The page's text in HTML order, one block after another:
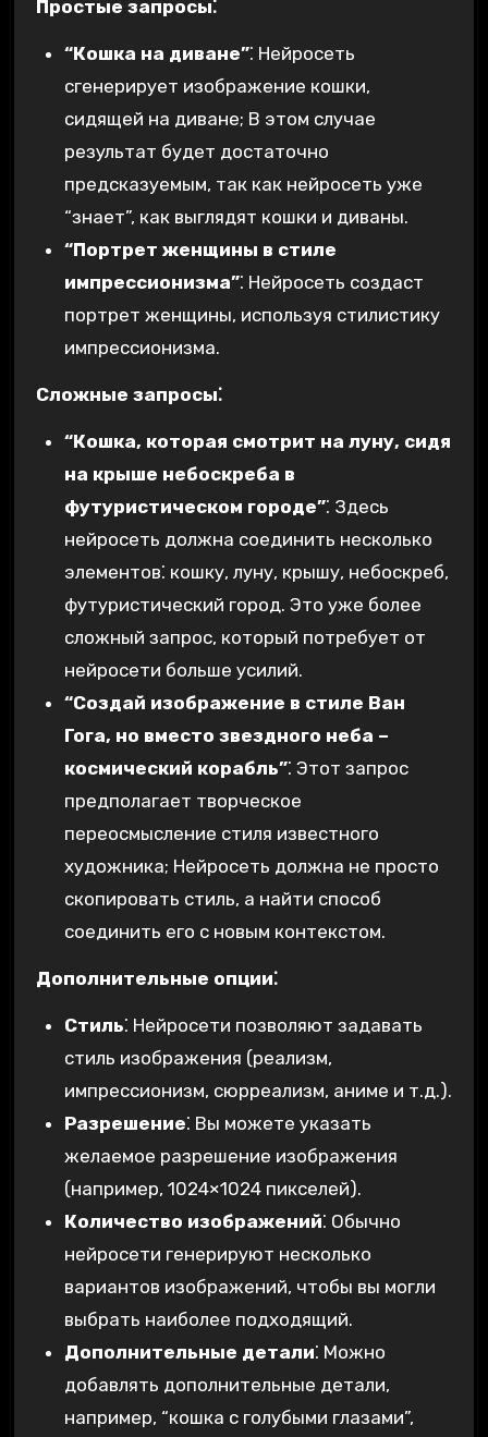
Простые запросы⁚
“Кошка на диване”⁚ Нейросеть
сгенерирует изображение кошки,
сидящей на диване; В этом случае
результат будет достаточно
предсказуемым, так как нейросеть уже
“знает”, как выглядят кошки и диваны.
“Портрет женщины в стиле
импрессионизма”⁚ Нейросеть создаст
портрет женщины, используя стилистику
импрессионизма.
Сложные запросы⁚
“Кошка, которая смотрит на луну, сидя
на крыше небоскреба в
футуристическом городе”⁚ Здесь
нейросеть должна соединить несколько
элементов⁚ кошку, луну, крышу, небоскреб,
футуристический город. Это уже более
сложный запрос, который потребует от
нейросети больше усилий.
“Создай изображение в стиле Ван
Гога, но вместо звездного неба –
космический корабль”⁚ Этот запрос
предполагает творческое
переосмысление стиля известного
художника; Нейросеть должна не просто
скопировать стиль, а найти способ
соединить его с новым контекстом.
Дополнительные опции⁚
Стиль⁚ Нейросети позволяют задавать
стиль изображения (реализм,
импрессионизм, сюрреализм, аниме и т.д.).
Разрешение⁚ Вы можете указать
желаемое разрешение изображения
(например, 1024×1024 пикселей).
Количество изображений⁚ Обычно
нейросети генерируют несколько
вариантов изображений, чтобы вы могли
выбрать наиболее подходящий.
Дополнительные детали⁚ Можно
добавлять дополнительные детали,
например, “кошка с голубыми глазами”,